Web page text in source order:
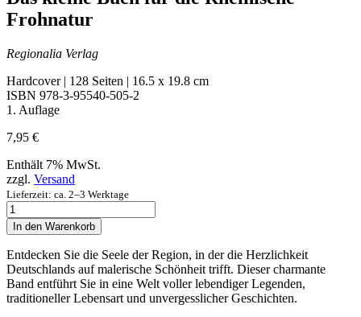
Frohnatur
Regionalia Verlag
Hardcover | 128 Seiten | 16.5 x 19.8 cm
ISBN 978-3-95540-505-2
1. Auflage
7,95 €
Enthält 7% MwSt.
zzgl. Versand
Lieferzeit: ca. 2–3 Werktage
Das
kleine
Buch
für
die
Rheinische
Frohnatur
In den Warenkorb
Entdecken Sie die Seele der Region, in der die Herzlichkeit
Deutschlands auf malerische Schönheit trifft. Dieser charmante
Band entführt Sie in eine Welt voller lebendiger Legenden,
traditioneller Lebensart und unvergesslicher Geschichten.